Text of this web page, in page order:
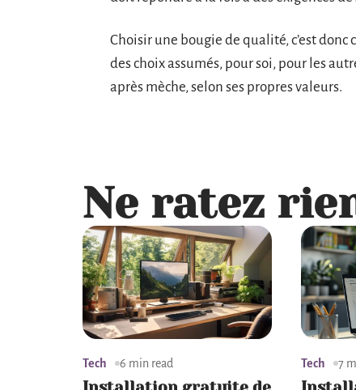
Choisir une bougie de qualité, c’est
des choix assumés, pour soi, pour les
après mèche, selon ses propres valeurs.
Ne ratez
Tech 6 min read Tech 7